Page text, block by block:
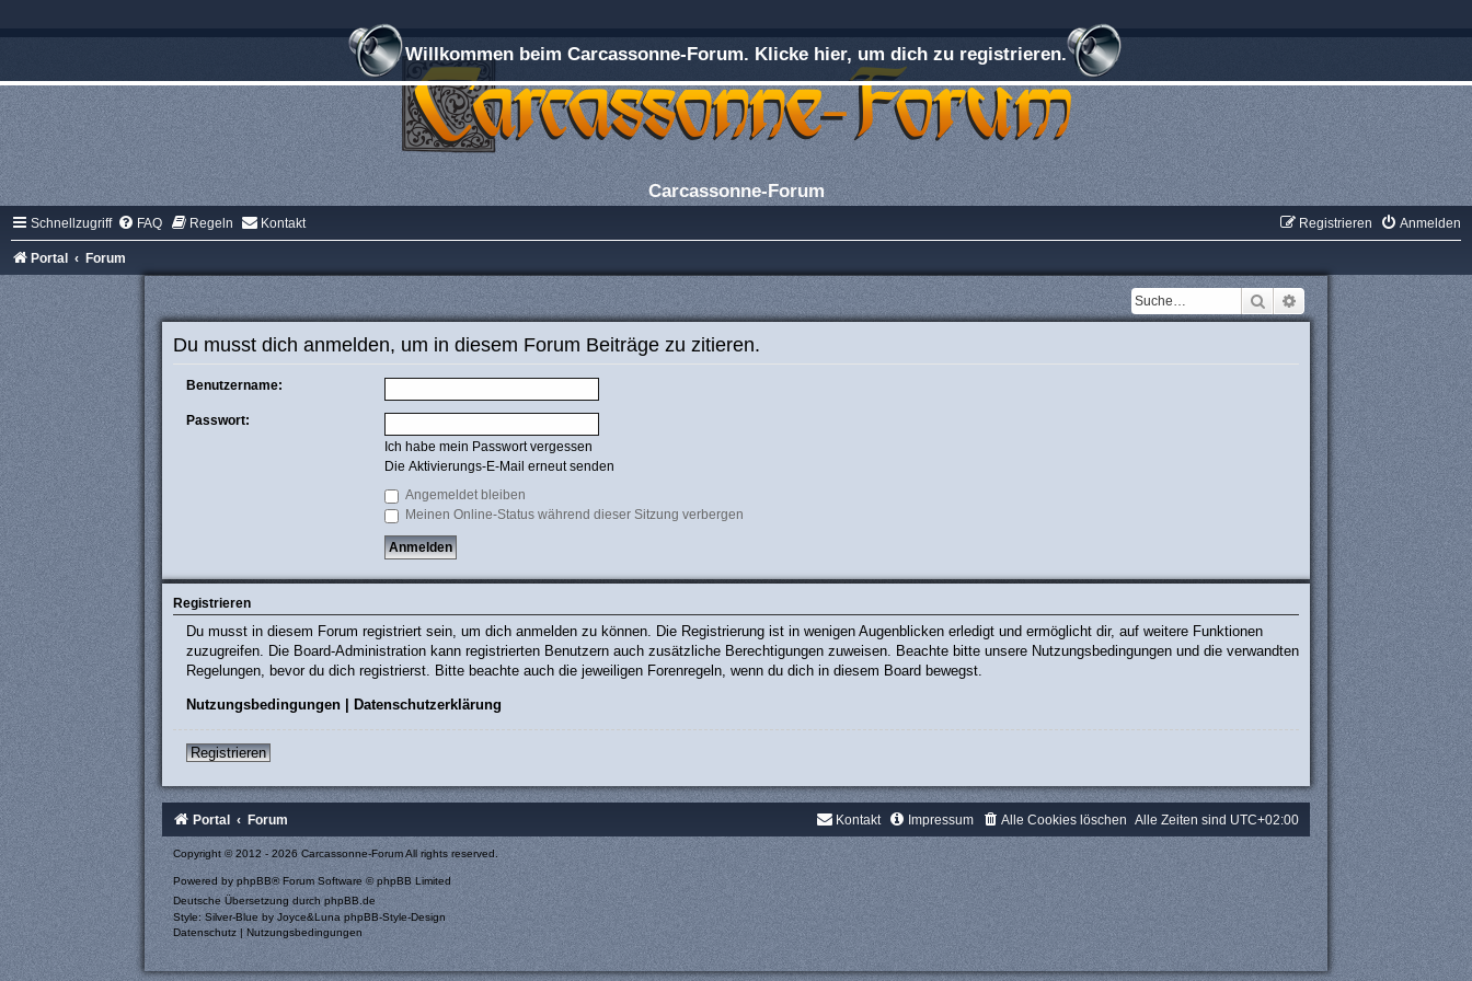
Willkommen beim Carcassonne-Forum. Klicke hier, um dich zu registrieren.
Carcassonne-Forum
Schnellzugriff FAQ Regeln Kontakt Anmelden
Registrieren
Portal Forum
Suche Erweiterte Suche
Du musst dich anmelden, um in diesem Forum Beiträge zu zitieren.
Benutzername:
Passwort:
Ich habe mein Passwort vergessen
Die Aktivierungs-E-Mail erneut senden
Angemeldet bleiben
Meinen Online-Status während dieser Sitzung verbergen
Registrieren
Du musst in diesem Forum registriert sein, um dich anmelden zu können. Die Registrierung ist in wenigen Augenblicken erledigt und ermöglicht dir, auf weitere Funktionen
zuzugreifen. Die Board-Administration kann registrierten Benutzern auch zusätzliche Berechtigungen zuweisen. Beachte bitte unsere Nutzungsbedingungen und die verwandten
Regelungen, bevor du dich registrierst. Bitte beachte auch die jeweiligen Forenregeln, wenn du dich in diesem Board bewegst.
Nutzungsbedingungen| Datenschutzerklärung
Registrieren
Portal Forum Alle Zeiten sind UTC+02:00
Alle Cookies löschen
Impressum
Kontakt
Copyright © 2012 - 2026 Carcassonne-Forum All rights reserved.
Powered by phpBB® Forum Software © phpBB Limited
Deutsche Übersetzung durchphpBB.de
Style: Silver-Blue by Joyce&Luna phpBB-Style-Design
Datenschutz | Nutzungsbedingungen